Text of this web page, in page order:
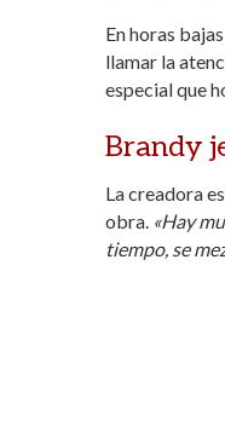
at
s
A
p
p
e
b
o
o
k
En horas
llamar la
especial que
Brandy
La creadora
obra. «Hay
tiempo, se